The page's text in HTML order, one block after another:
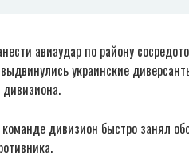
авиаудар по району
украинские
дивизион быстро занял